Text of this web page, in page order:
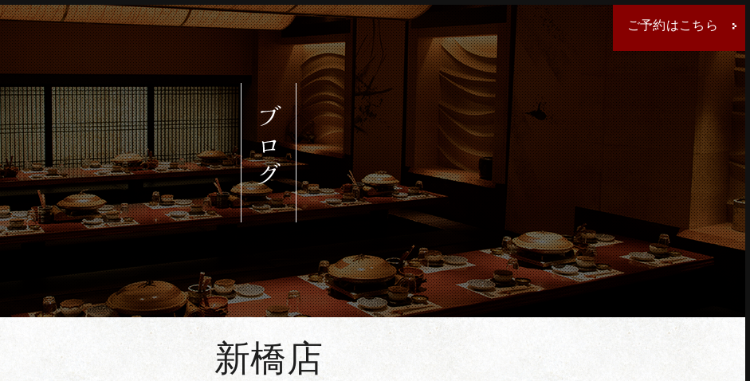
ご予約はこちら
新橋店
約される方はご希望の店舗をクリックしてください。
でご予約される方は各番号へお電話ください。